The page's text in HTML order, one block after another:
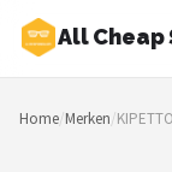
All Cheap
Zoeken
NAVIGATIE
Home/Merken/KIPETTO